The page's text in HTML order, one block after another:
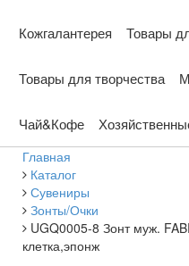
Кожгалантерея Товары
Товары для творчества
Чай&Кофе
Главная
Каталог
Сувениры
Зонты/Очки
UGQ0005-8 Зонт муж.
клетка,эпонж